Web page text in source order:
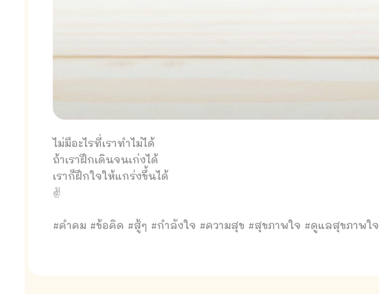
ไม่มีอะไรที่เราทำไม่ได้
ถ้าเราฝึกเดินจนเก่งได้
เราก็ฝึกใจให้แกร่งขึ้นได้
✌
#คำคม #ข้อคิด #สู้ๆ #กำลังใจ #ความสุข #สุขภาพใจ #ดูแลสุขภาพใจ